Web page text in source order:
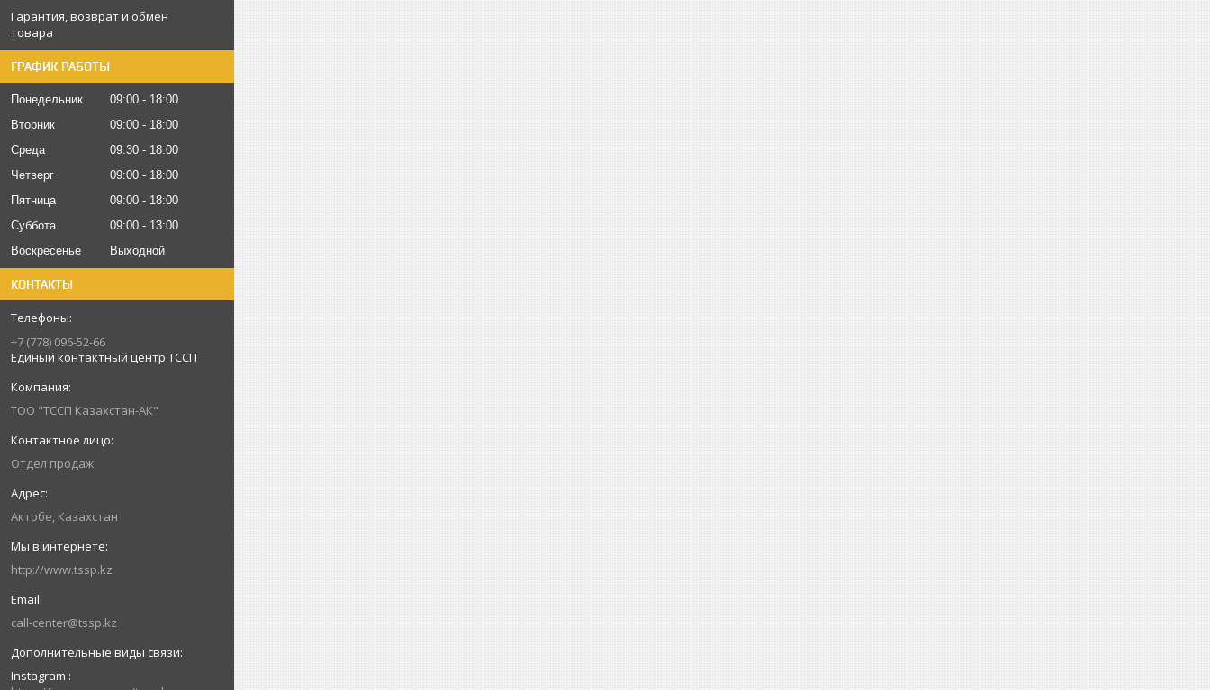
Гарантия, возврат и обмен
товара
ГРАФИК РАБОТЫ
Понедельник 09:00
18:00
Вторник
09:00
18:00
Среда
09:30
18:00
Четверг
09:00
18:00
Пятница
09:00
18:00
Суббота
09:00
13:00
Воскресенье
Выходной
КОНТАКТЫ
+7 (778) 096-52-66
Единый контактный центр ТССП
ТОО "ТССП Казахстан-АК"
Отдел продаж
Актобе, Казахстан
http://www.tssp.kz
call-center@tssp.kz
Instagram